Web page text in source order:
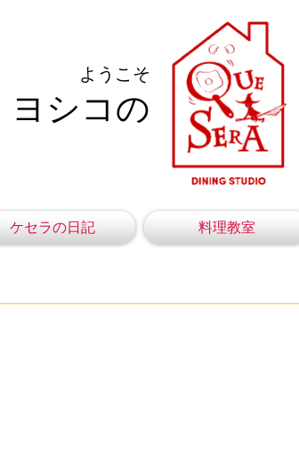
ようこそ
ヨシコの
ケセラの日記 料理教室